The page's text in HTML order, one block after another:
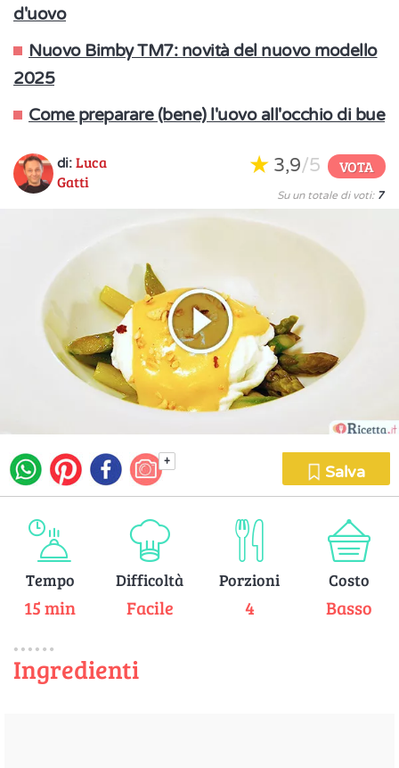
d'uovo
Nuovo Bimby TM7: novità del nuovo modello
2025
Come preparare (bene) l'uovo all'occhio di bue
di: Luca
Gatti
3,9/5 VOTA
Su un totale di voti: 7
+
Salva
Tempo
15 min
Difficoltà
Facile
Porzioni
4
Costo
Basso
Ingredienti